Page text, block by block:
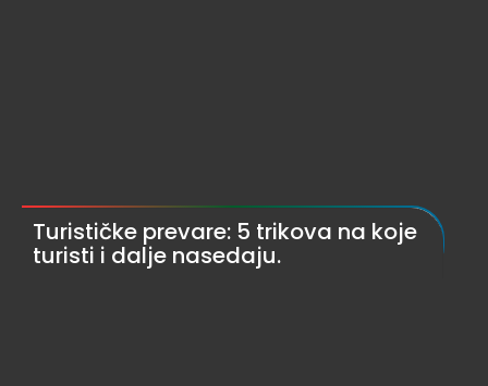
Turističke prevare: 5 trikova na koje
turisti i dalje nasedaju.